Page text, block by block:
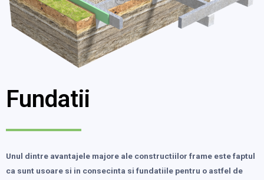
Fundatii
Unul dintre avantajele majore ale constructiilor frame este faptul
ca sunt usoare si in consecinta si fundatiile pentru o astfel de